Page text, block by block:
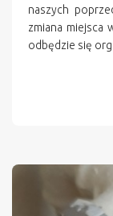
naszych
zmiana miejsca
odbędzie się